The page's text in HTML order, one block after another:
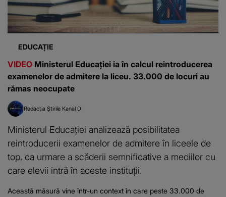
EDUCAȚIE
VIDEO Ministerul Educației ia în calcul reintroducerea
examenelor de admitere la liceu. 33.000 de locuri au
rămas neocupate
Redacția Știrile Kanal D
Ministerul Educației analizează posibilitatea
reintroducerii examenelor de admitere în liceele de
top, ca urmare a scăderii semnificative a mediilor cu
care elevii intră în aceste instituții.
Această măsură vine într-un context în care peste 33.000 de